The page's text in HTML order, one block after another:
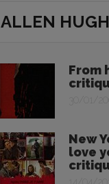
ALLEN
From
New
love